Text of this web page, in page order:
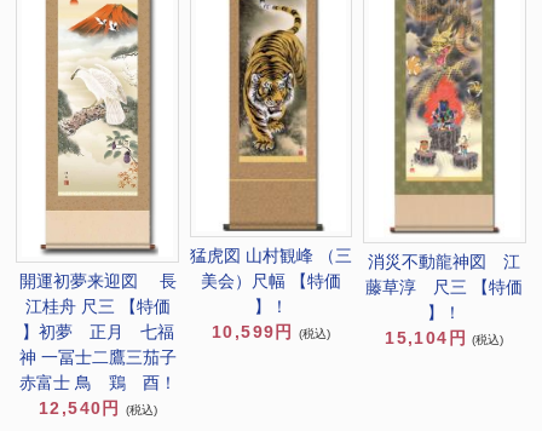
開運初夢来迎図 長
江桂舟 尺三 【特価
】初夢 正月 七福
神 一冨士二鷹三茄子
赤富士 鳥 鶏 酉！
12,540円
(税込)
猛虎図 山村観峰 （三
美会）尺幅 【特価
】！
10,599円
(税込)
消災不動龍神図 江
藤草淳 尺三 【特価
】！
15,104円
(税込)